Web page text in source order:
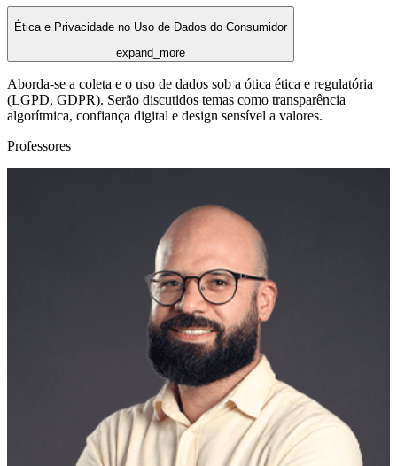
Ética e Privacidade no Uso de Dados do Consumidor
expand_more
Aborda-se a coleta e o uso de dados sob a ótica ética e regulatória
(LGPD, GDPR). Serão discutidos temas como transparência
algorítmica, confiança digital e design sensível a valores.
Professores